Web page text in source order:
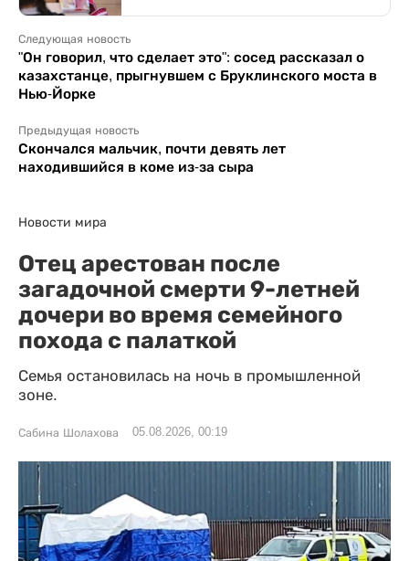
Следующая новость
"Он говорил, что сделает это": сосед рассказал о
казахстанце, прыгнувшем с Бруклинского моста в
Нью-Йорке
Предыдущая новость
Скончался мальчик, почти девять лет
находившийся в коме из-за сыра
Новости мира
Отец арестован после
загадочной смерти 9-летней
дочери во время семейного
похода с палаткой
Семья остановилась на ночь в промышленной
зоне.
Сабина Шолахова 05.08.2026, 00:19